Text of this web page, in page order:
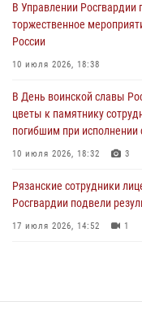
Офицер
рассказал о службе во
служебного долга
21 июля 2026, 09:36 3
В Управлении Росгвардии
торжественное
России
10 июля 2026, 18:38
В День воинской славы
цветы к памятнику
погибшим при исполнении
10 июля 2026, 18:32 3
Рязанские сотрудники
Росгвардии подвели
17 июля 2026, 14:52 1